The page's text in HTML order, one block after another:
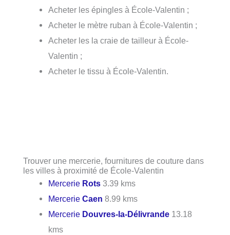
Acheter les épingles à École-Valentin ;
Acheter le mètre ruban à École-Valentin ;
Acheter les la craie de tailleur à École-
Valentin ;
Acheter le tissu à École-Valentin.
Trouver une mercerie, fournitures de couture dans
les villes à proximité de École-Valentin
Mercerie Rots 3.39 kms
MercerieCaen 8.99 kms
Mercerie Douvres-la-Délivrande 13.18
kms